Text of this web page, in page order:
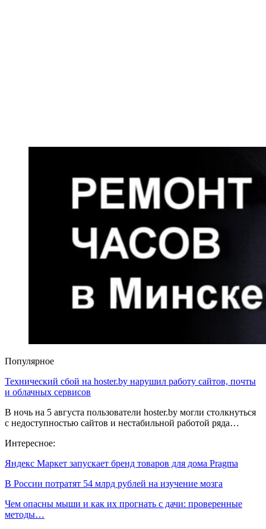
Популярное
Технический сбой на hoster.by нарушил работу сайтов, почты
и облачных сервисов
В ночь на 5 августа пользователи hoster.by могли столкнуться
с недоступностью сайтов и нестабильной работой ряда…
Интересное:
Яндекс Маркет запускает бренд товаров для дома Pragma
В России потратят 54 млрд рублей на изучение мозга
Чем опасны мыши и как их прогнать с дачи: проверенные
методы…